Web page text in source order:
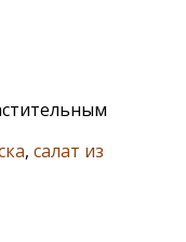
, салат из